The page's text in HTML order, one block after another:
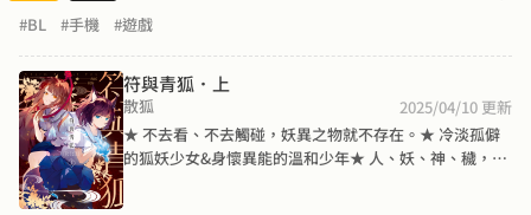
然因為莫時意外受傷，看來他只好負起責任，搬進伏燁家
貼♥身♥照♥顧(?)。兩人的關係急速增溫，但半年前的謎
團卻帶來新的威脅……伏燁過去的身分究竟是——？
#BL #手機 #遊戲
符與青狐．上
散狐 2025/04/10 更新
★ 不去看、不去觸碰，妖異之物就不存在。★ 冷淡孤僻
的狐妖少女&身懷異能的溫和少年★ 人、妖、神、穢，共